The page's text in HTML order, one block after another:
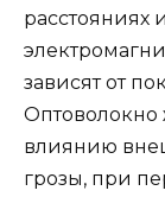
расстояниях
зависят от
Оптоволокно
влиянию
грозы, при